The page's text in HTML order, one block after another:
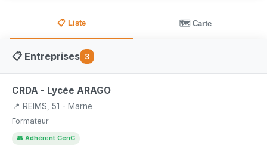
📋 Liste 🗺️ Carte
📋 Entreprises 3
CRDA - Lycée ARAGO
📍 REIMS, 51 - Marne
Formateur
👥 Adhérent CenC